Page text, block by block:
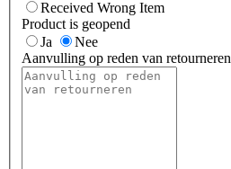
Received Wrong Item
Product is geopend
Ja
Nee
Aanvulling op reden van retourneren